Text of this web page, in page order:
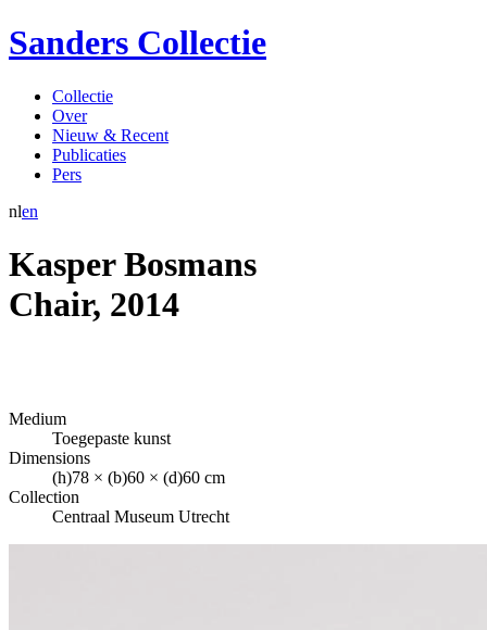
Sanders Collectie
Collectie
Over
Nieuw & Recent
Publicaties
Pers
nlen
Kasper Bosmans
Chair, 2014
Medium
Toegepaste kunst
Dimensions
(h)78 × (b)60 × (d)60 cm
Collection
Centraal Museum Utrecht